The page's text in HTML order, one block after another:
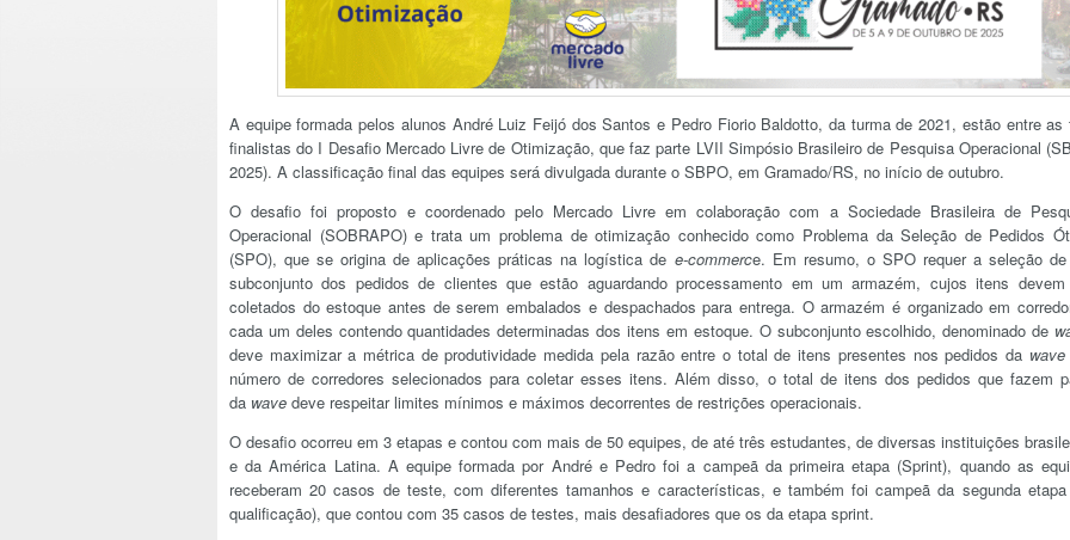
A equipe formada pelos alunos André Luiz Feijó dos Santos e Pedro Fiorio Baldotto, da turma de 2021, estão entre as
finalistas do I Desafio Mercado Livre de Otimização, que faz parte LVII Simpósio Brasileiro de Pesquisa Operacional
2025). A classificação final das equipes será divulgada durante o SBPO, em Gramado/RS, no início de outubro.
O desafio foi proposto e coordenado pelo Mercado Livre em colaboração com a Sociedade Brasileira de
Operacional (SOBRAPO) e trata um problema de otimização conhecido como Problema da Seleção de Pedidos
(SPO), que se origina de aplicações práticas na logística de e-commerce. Em resumo, o SPO requer a seleção
subconjunto dos pedidos de clientes que estão aguardando processamento em um armazém, cujos itens
coletados do estoque antes de serem embalados e despachados para entrega. O armazém é organizado em
cada um deles contendo quantidades determinadas dos itens em estoque. O subconjunto escolhido, denominado de
deve maximizar a métrica de produtividade medida pela razão entre o total de itens presentes nos pedidos da wave
número de corredores selecionados para coletar esses itens. Além disso, o total de itens dos pedidos que fazem
da wave deve respeitar limites mínimos e máximos decorrentes de restrições operacionais.
O desafio ocorreu em 3 etapas e contou com mais de 50 equipes, de até três estudantes, de diversas instituições
e da América Latina. A equipe formada por André e Pedro foi a campeã da primeira etapa (Sprint), quando as
receberam 20 casos de teste, com diferentes tamanhos e características, e também foi campeã da segunda
qualificação), que contou com 35 casos de testes, mais desafiadores que os da etapa sprint.